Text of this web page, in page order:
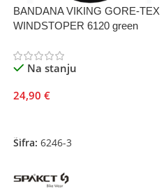
BANDANA VIKING GORE-TEX
WINDSTOPER 6120 green
Na stanju
24,90 €
Šifra: 6246-3